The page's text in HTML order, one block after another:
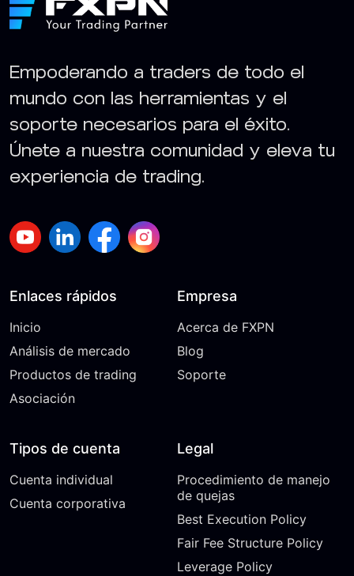
Empoderando a traders de todo el
mundo con las herramientas y el
soporte necesarios para el éxito.
Únete a nuestra comunidad y eleva tu
experiencia de trading.
Enlaces rápidos
Inicio
Análisis de mercado
Productos de trading
Asociación
Empresa
Acerca de FXPN
Blog
Soporte
Tipos de cuenta
Cuenta individual
Cuenta corporativa
Legal
Procedimiento de manejo
de quejas
Best Execution Policy
Fair Fee Structure Policy
Leverage Policy